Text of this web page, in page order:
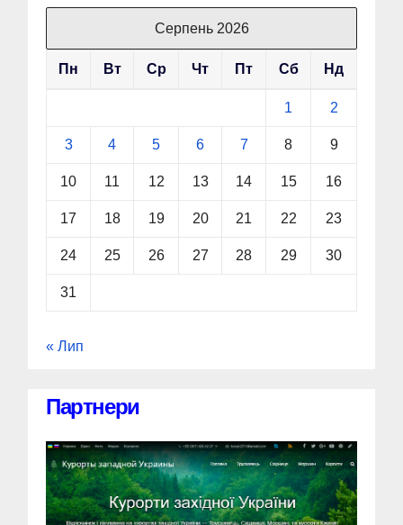
Серпень 2026
Пн Вт Ср Чт Пт Сб Нд
1 2
3 4 5 6 7 8 9
10 11 12 13 14 15 16
17 18 19 20 21 22 23
24 25 26 27 28 29 30
31
« Лип
Партнери